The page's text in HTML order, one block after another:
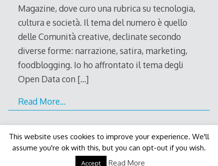
Magazine, dove curo una rubrica su tecnologia,
cultura e società. Il tema del numero è quello
delle Comunità creative, declinate secondo
diverse forme: narrazione, satira, marketing,
foodblogging. Io ho affrontato il tema degli
Open Data con […]
Read More…
Decode Themeby Macho Themes
This website uses cookies to improve your experience. We'll
assume you're ok with this, but you can opt-out if you wish.
Accept Read More